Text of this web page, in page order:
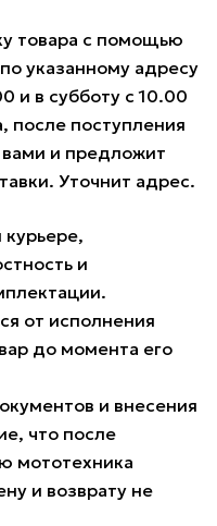
товара с помощью
указанному адресу
и в субботу с 10.00
после поступления
вами и предложит
Уточнит адрес.
курьере,
и
от исполнения
до момента его
и внесения
что после
мототехника
и возврату не